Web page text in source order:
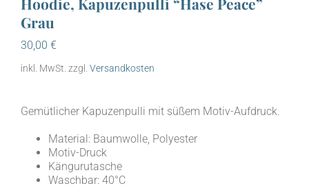
Grau
30,00 €
inkl. MwSt. zzgl. Versandkosten
Gemütlicher Kapuzenpulli mit süßem Motiv-Aufdruck.
Material: Baumwolle, Polyester
Motiv-Druck
Kängurutasche
Waschbar: 40°C